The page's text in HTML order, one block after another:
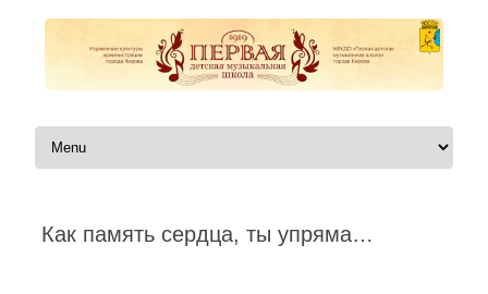
Перейти к содержимому
Как память сердца, ты упряма…